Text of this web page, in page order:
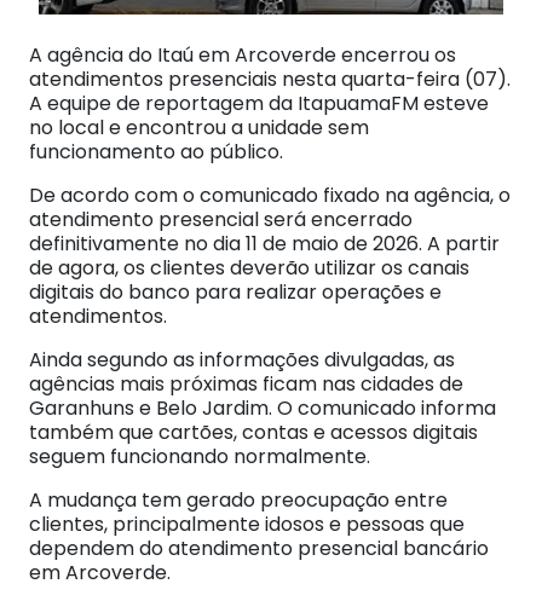
A agência do Itaú em Arcoverde encerrou os
atendimentos presenciais nesta quarta-feira (07).
A equipe de reportagem da ItapuamaFM esteve
no local e encontrou a unidade sem
funcionamento ao público.
De acordo com o comunicado fixado na agência, o
atendimento presencial será encerrado
definitivamente no dia 11 de maio de 2026. A partir
de agora, os clientes deverão utilizar os canais
digitais do banco para realizar operações e
atendimentos.
Ainda segundo as informações divulgadas, as
agências mais próximas ficam nas cidades de
Garanhuns e Belo Jardim. O comunicado informa
também que cartões, contas e acessos digitais
seguem funcionando normalmente.
A mudança tem gerado preocupação entre
clientes, principalmente idosos e pessoas que
dependem do atendimento presencial bancário
em Arcoverde.